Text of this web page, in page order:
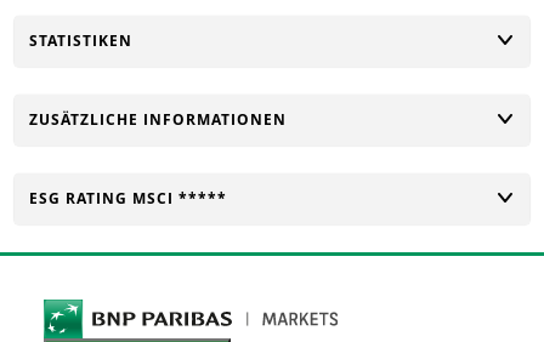
UMSCHALTEN
STATISTIKEN
UMSCHALTEN
ZUSÄTZLICHE INFORMATIONEN
UMSCHALTEN
ESG RATING MSCI *****